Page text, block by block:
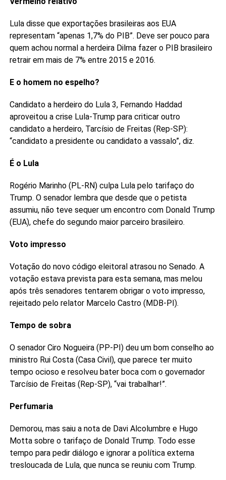
Lula disse que exportações brasileiras aos EUA
representam “apenas 1,7% do PIB”. Deve ser pouco para
quem achou normal a herdeira Dilma fazer o PIB brasileiro
retrair em mais de 7% entre 2015 e 2016.
E o homem no espelho?
Candidato a herdeiro do Lula 3, Fernando Haddad
aproveitou a crise Lula-Trump para criticar outro
candidato a herdeiro, Tarcísio de Freitas (Rep-SP):
“candidato a presidente ou candidato a vassalo”, diz.
É o Lula
Rogério Marinho (PL-RN) culpa Lula pelo tarifaço do
Trump. O senador lembra que desde que o petista
assumiu, não teve sequer um encontro com Donald Trump
(EUA), chefe do segundo maior parceiro brasileiro.
Voto impresso
Votação do novo código eleitoral atrasou no Senado. A
votação estava prevista para esta semana, mas melou
após três senadores tentarem obrigar o voto impresso,
rejeitado pelo relator Marcelo Castro (MDB-PI).
Tempo de sobra
O senador Ciro Nogueira (PP-PI) deu um bom conselho ao
ministro Rui Costa (Casa Civil), que parece ter muito
tempo ocioso e resolveu bater boca com o governador
Tarcísio de Freitas (Rep-SP), “vai trabalhar!”.
Perfumaria
Demorou, mas saiu a nota de Davi Alcolumbre e Hugo
Motta sobre o tarifaço de Donald Trump. Todo esse
tempo para pedir diálogo e ignorar a política externa
tresloucada de Lula, que nunca se reuniu com Trump.